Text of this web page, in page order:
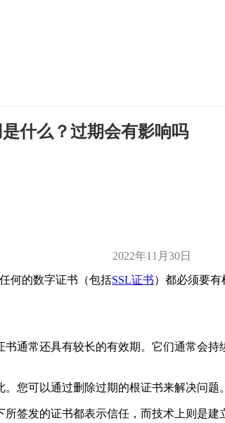
什么？过期会有影响吗
2022年11月30日
何的数字证书（包括SSL证书）都必须要
通常还具有较长的有效期。它们通常会持
您可以通过删除过期的根证书来解决问题。
签发的证书都表示信任，而技术上则是